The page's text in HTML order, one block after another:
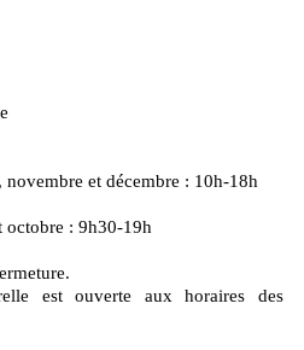
et décembre : 10h-18h
octobre : 9h30-19h
est ouverte aux horaires des